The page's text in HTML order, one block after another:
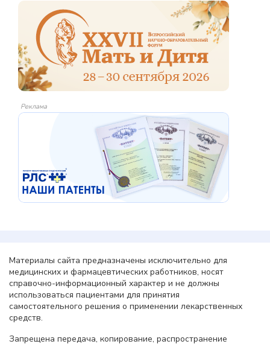
Реклама
Материалы сайта предназначены исключительно для
медицинских и фармацевтических работников, носят
справочно-информационный характер и не должны
использоваться пациентами для принятия
самостоятельного решения о применении лекарственных
средств.
Запрещена передача, копирование, распространение